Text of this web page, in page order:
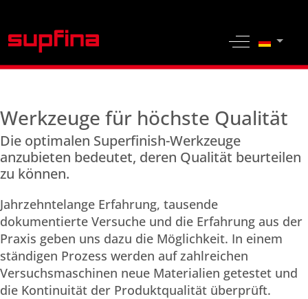
Off-Canvas
Sprache
Werkzeuge für höchste Qualität
Die optimalen Superfinish-Werkzeuge
anzubieten bedeutet, deren Qualität beurteilen
zu können.
Jahrzehntelange Erfahrung, tausende
dokumentierte Versuche und die Erfahrung aus der
Praxis geben uns dazu die Möglichkeit. In einem
ständigen Prozess werden auf zahlreichen
Versuchsmaschinen neue Materialien getestet und
die Kontinuität der Produktqualität überprüft.